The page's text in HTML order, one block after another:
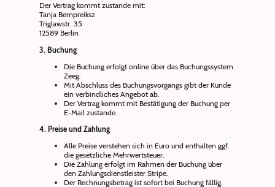
Der Vertrag kommt zustande mit:
Tanja Bempreiksz
Triglawstr. 35
12589 Berlin
3. Buchung
Die Buchung erfolgt online über das Buchungssystem
Zeeg.
Mit Abschluss des Buchungsvorgangs gibt der Kunde
ein verbindliches Angebot ab.
Der Vertrag kommt mit Bestätigung der Buchung per
E-Mail zustande.
4. Preise und Zahlung
Alle Preise verstehen sich in Euro und enthalten ggf.
die gesetzliche Mehrwertsteuer.
Die Zahlung erfolgt im Rahmen der Buchung über
den Zahlungsdienstleister Stripe.
Der Rechnungsbetrag ist sofort bei Buchung fällig.